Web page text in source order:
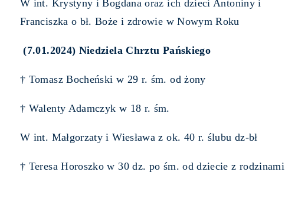
W int. Krystyny i Bogdana oraz ich dzieci Antoniny i
Franciszka o bł. Boże i zdrowie w Nowym Roku
(7.01.2024) Niedziela Chrztu Pańskiego
† Tomasz Bocheński w 29 r. śm. od żony
† Walenty Adamczyk w 18 r. śm.
W int. Małgorzaty i Wiesława z ok. 40 r. ślubu dz-bł
† Teresa Horoszko w 30 dz. po śm. od dziecie z rodzinami